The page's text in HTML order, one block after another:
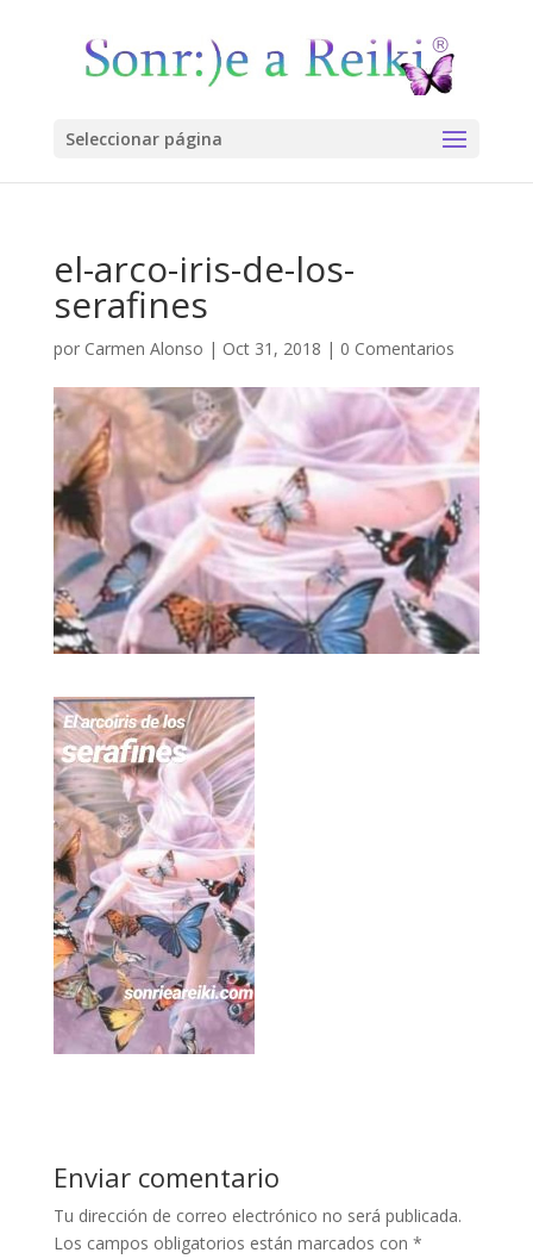
Seleccionar página
el-arco-iris-de-los-
serafines
por Carmen Alonso | Oct 31, 2018 | 0 Comentarios
Enviar comentario
Tu dirección de correo electrónico no será publicada.
Los campos obligatorios están marcados con *